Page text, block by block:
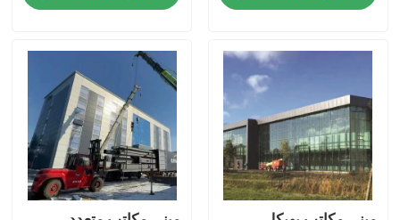
المنزل
المنتجات
حولنا